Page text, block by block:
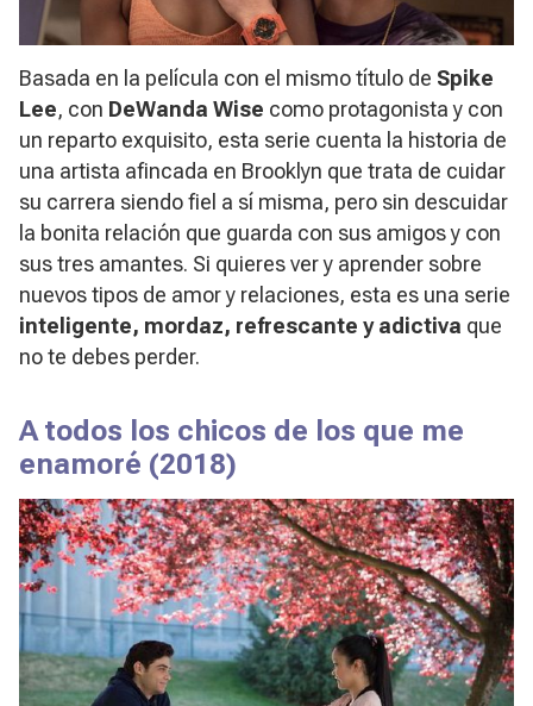
Basada en la película con el mismo título de Spike
Lee, con DeWanda Wise como protagonista y con
un reparto exquisito, esta serie cuenta la historia de
una artista afincada en Brooklyn que trata de cuidar
su carrera siendo fiel a sí misma, pero sin descuidar
la bonita relación que guarda con sus amigos y con
sus tres amantes. Si quieres ver y aprender sobre
nuevos tipos de amor y relaciones, esta es una serie
inteligente, mordaz, refrescante y adictiva que
no te debes perder.
A todos los chicos de los que me
enamoré (2018)